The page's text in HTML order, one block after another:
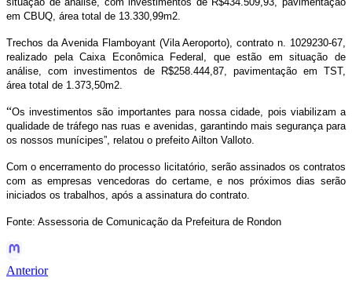
em CBUQ, área total de 13.330,99m2.
Trechos da Avenida Flamboyant (Vila Aeroporto), contrato n. 1029230-67,
realizado pela Caixa Econômica Federal, que estão em situação de
análise, com investimentos de R$258.444,87, pavimentação em TST,
área total de 1.373,50m2.
“Os investimentos são importantes para nossa cidade, pois viabilizam a
qualidade de tráfego nas ruas e avenidas, garantindo mais segurança para
os nossos munícipes”, relatou o prefeito Ailton Valloto.
Com o encerramento do processo licitatório, serão assinados os contratos
com as empresas vencedoras do certame, e nos próximos dias serão
iniciados os trabalhos, após a assinatura do contrato.
Fonte: Assessoria de Comunicação da Prefeitura de Rondon
Anterior